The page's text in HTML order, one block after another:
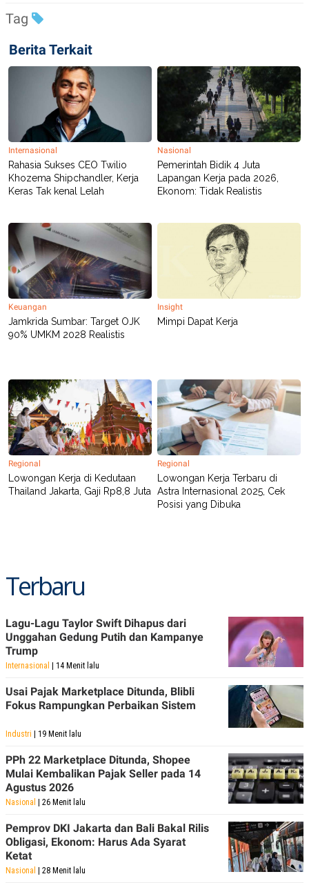
Tag
Berita Terkait
Internasional
Rahasia Sukses CEO Twilio
Khozema Shipchandler, Kerja
Keras Tak kenal Lelah
Nasional
Pemerintah Bidik 4 Juta
Lapangan Kerja pada 2026,
Ekonom: Tidak Realistis
Keuangan
Jamkrida Sumbar: Target OJK
90% UMKM 2028 Realistis
Insight
Mimpi Dapat Kerja
Regional
Lowongan Kerja di Kedutaan
Thailand Jakarta, Gaji Rp8,8 Juta
Regional
Lowongan Kerja Terbaru di
Astra Internasional 2025, Cek
Posisi yang Dibuka
Terbaru
Lagu-Lagu Taylor Swift Dihapus dari
Unggahan Gedung Putih dan Kampanye
Trump
Internasional | 14 Menit lalu
Usai Pajak Marketplace Ditunda, Blibli
Fokus Rampungkan Perbaikan Sistem
Industri | 19 Menit lalu
PPh 22 Marketplace Ditunda, Shopee
Mulai Kembalikan Pajak Seller pada 14
Agustus 2026
Nasional | 26 Menit lalu
Pemprov DKI Jakarta dan Bali Bakal Rilis
Obligasi, Ekonom: Harus Ada Syarat
Ketat
Nasional | 28 Menit lalu